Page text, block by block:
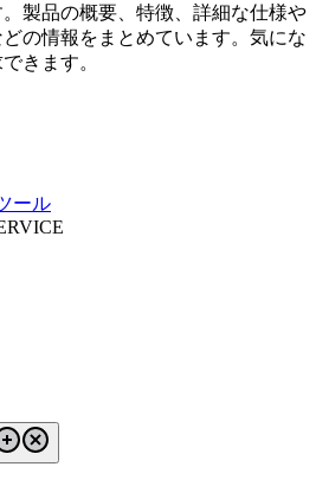
製品の概要、特徴、詳細な仕様や
の情報をまとめています。気にな
きます。
ール